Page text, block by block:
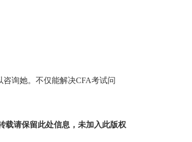
询她。不仅能解决CFA考试问
请保留此处信息，未加入此版权